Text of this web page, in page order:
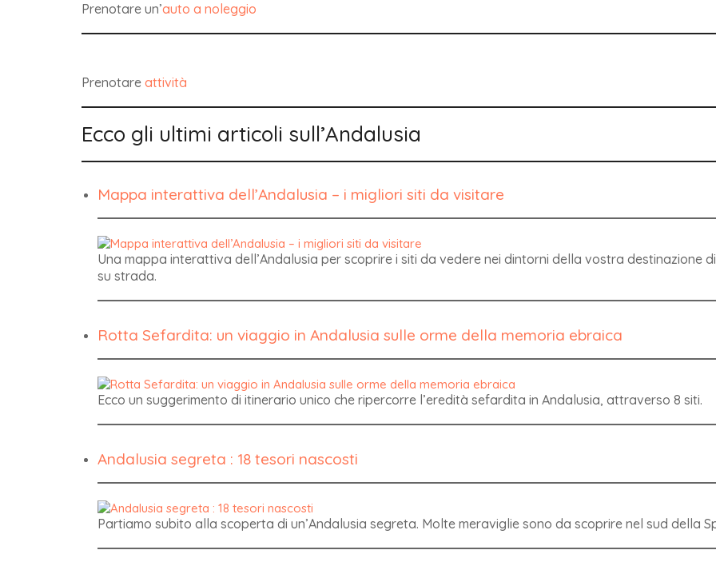
Prenotare un’auto a noleggio
Prenotare attività
Ecco gli ultimi articoli sull’Andalusia
Mappa interattiva dell’Andalusia – i migliori siti da visitare
Una mappa interattiva dell’Andalusia per scoprire i siti da vedere nei dintorni della vostra destinazione
su strada.
Rotta Sefardita: un viaggio in Andalusia sulle orme della memoria ebraica
Ecco un suggerimento di itinerario unico che ripercorre l’eredità sefardita in Andalusia, attraverso 8 siti.
Andalusia segreta : 18 tesori nascosti
Partiamo subito alla scoperta di un’Andalusia segreta. Molte meraviglie sono da scoprire nel sud della